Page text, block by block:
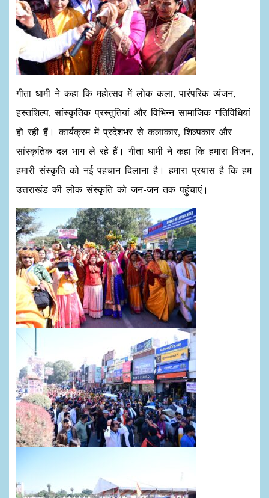
गीता धामी ने कहा कि महोत्सव में लोक कला, पारंपरिक व्यंजन,
हस्तशिल्प, सांस्कृतिक प्रस्तुतियां और विभिन्न सामाजिक गतिविधियां
हो रही हैं। कार्यक्रम में प्रदेशभर से कलाकार, शिल्पकार और
सांस्कृतिक दल भाग ले रहे हैं। गीता धामी ने कहा कि हमारा विजन,
हमारी संस्कृति को नई पहचान दिलाना है। हमारा प्रयास है कि हम
उत्तराखंड की लोक संस्कृति को जन-जन तक पहुंचाएं।